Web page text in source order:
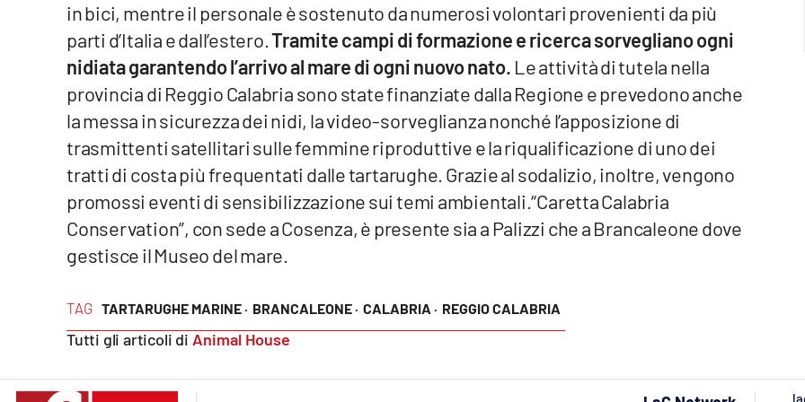
Cosenzachannel.it
Catanzarochannel.it
Vai
TAG TARTARUGHE MARINE · BRANCALEONE · CALABRIA · REGGIO CALABRIA
Tutti gli articoli di Animal House
in bici, mentre il personale è sostenuto da numerosi volontari provenienti da più
parti d’Italia e dall’estero.Tramite campi di formazione e ricerca sorvegliano ogni
nidiata garantendo l’arrivo al mare di ogni nuovo nato. Le attività di tutela nella
provincia di Reggio Calabria sono state finanziate dalla Regione e prevedono anche
la messa in sicurezza dei nidi, la video-sorveglianza nonché l’apposizione di
trasmittenti satellitari sulle femmine riproduttive e la riqualificazione di uno dei
tratti di costa più frequentati dalle tartarughe. Grazie al sodalizio, inoltre, vengono
promossi eventi di sensibilizzazione sui temi ambientali.“Caretta Calabria
Conservation”, con sede a Cosenza, è presente sia a Palizzi che a Brancaleone dove
gestisce il Museo del mare.